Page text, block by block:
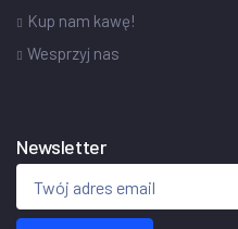
Kup nam kawę!
Wesprzyj nas
Newsletter